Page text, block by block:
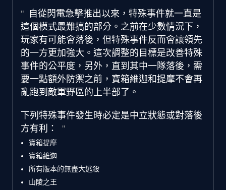
自從閃電急擊推出以來，特殊事件就一直是
這個模式最難搞的部分。之前在少數情況下，
玩家有可能會落後，但特殊事件反而會讓領先
的一方更加強大。這次調整的目標是改善特殊
事件的公平度，另外，直到其中一隊落後，需
要一點額外防禦之前，寶箱維迦和提摩不會再
亂跑到敵軍野區的上半部了。
下列特殊事件發生時必定是中立狀態或對落後
方有利：
寶箱提摩
寶箱維迦
所有版本的無盡大逃殺
山陵之王